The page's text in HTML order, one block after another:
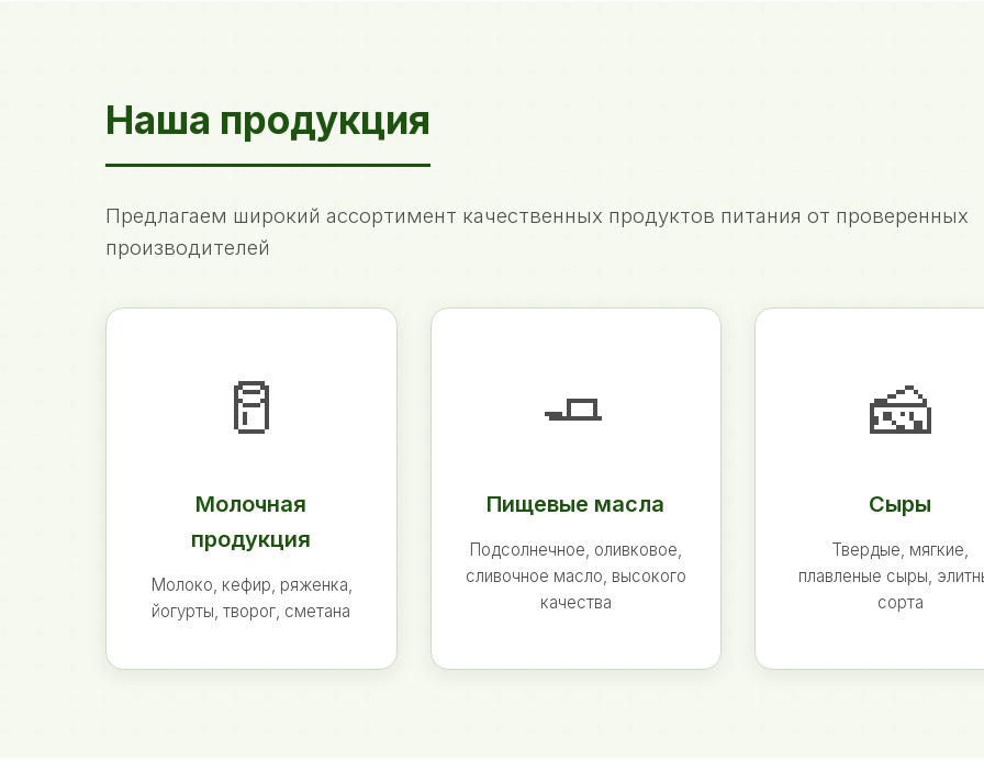
Наша продукция
Предлагаем широкий ассортимент качественных продуктов питания от проверенных
производителей
🥛
Молочная
продукция
Молоко, кефир, ряженка,
йогурты, творог, сметана
🧈
Пищевые масла
Подсолнечное, оливковое,
сливочное масло, высокого
качества
🧀
Сыры
Твердые, мягкие,
плавленые сыры,
сорта